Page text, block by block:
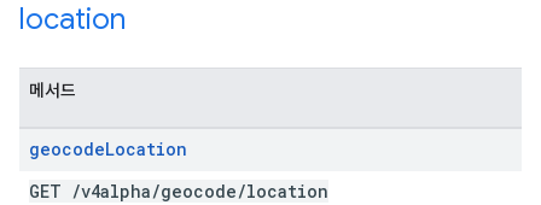
location
메서드
geocodeLocation
GET /v4alpha/geocode/location